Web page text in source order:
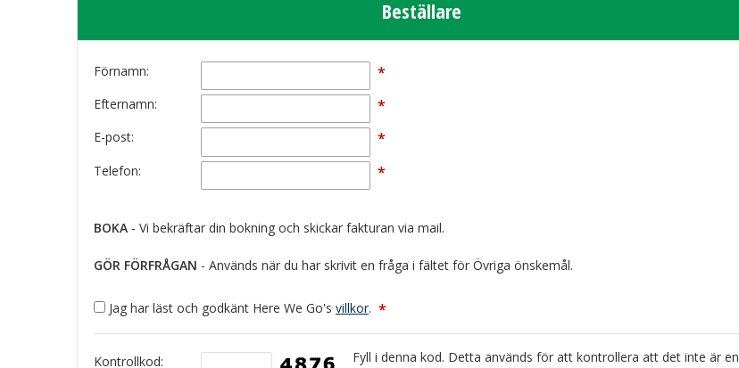
Beställare
Förnamn: *
Efternamn: *
E-post: *
Telefon: *
BOKA - Vi bekräftar din bokning och skickar fakturan via mail.
GÖR FÖRFRÅGAN - Används när du har skrivit en fråga i fältet för Övriga önskemål.
Jag har läst och godkänt Here We Go's villkor. *
Kontrollkod:
Fyll i denna kod. Detta används för att kontrollera att det inte är en